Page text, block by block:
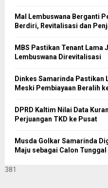
Mal Lembuswana Berganti
Berdiri, Revitalisasi dan
MBS Pastikan Tenant Lama
Lembuswana Direvitalisasi
Dinkes Samarinda Pastikan
Meski Pembiayaan Beralih
DPRD Kaltim Nilai Data
Perjuangan TKD ke Pusat
Musda Golkar Samarinda
Maju sebagai Calon Tunggal
381